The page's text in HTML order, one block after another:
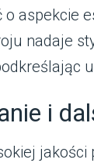
aspekcie
nadaje
i
jakości